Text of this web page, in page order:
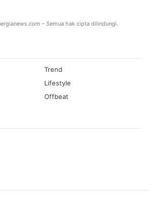
– Semua hak cipta dilindungi.
Trend
Lifestyle
Offbeat